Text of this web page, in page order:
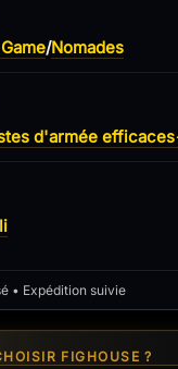
/Nomades
d'armée efficaces
• Expédition suivie
FIGHOUSE ?